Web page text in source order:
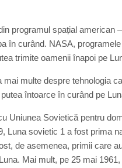
programul spațial american
în curând. NASA,
trimite oamenii înapoi pe
multe despre tehnologia
întoarce în curând pe
Uniunea Sovietică pentru
Luna sovietic 1 a fost prima
de asemenea, primii care
Mai mult, pe 25 mai